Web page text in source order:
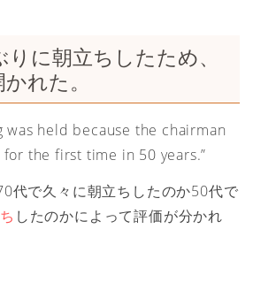
に朝立ちしたため、
れた。
was held because the chairman
for the first time in 50 years.”
代で久々に朝立ちしたのか50代で
したのかによって評価が分かれ